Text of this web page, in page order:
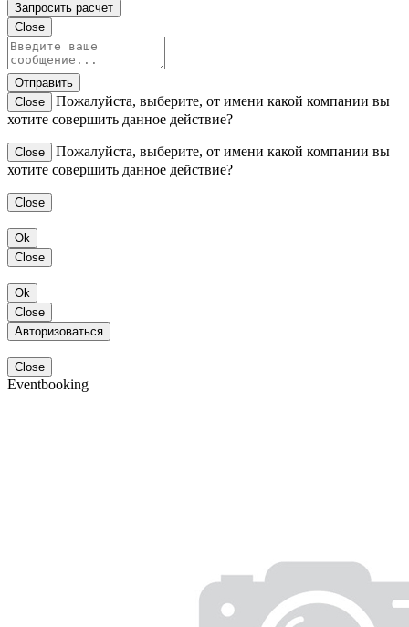
Запросить расчет
Close
Отправить
Close
Пожалуйста, выберите, от имени какой компании вы
хотите совершить данное действие?
Close
Пожалуйста, выберите, от имени какой компании вы
хотите совершить данное действие?
Close
Ok
Close
Ok
Close
Авторизоваться
Close
Eventbooking